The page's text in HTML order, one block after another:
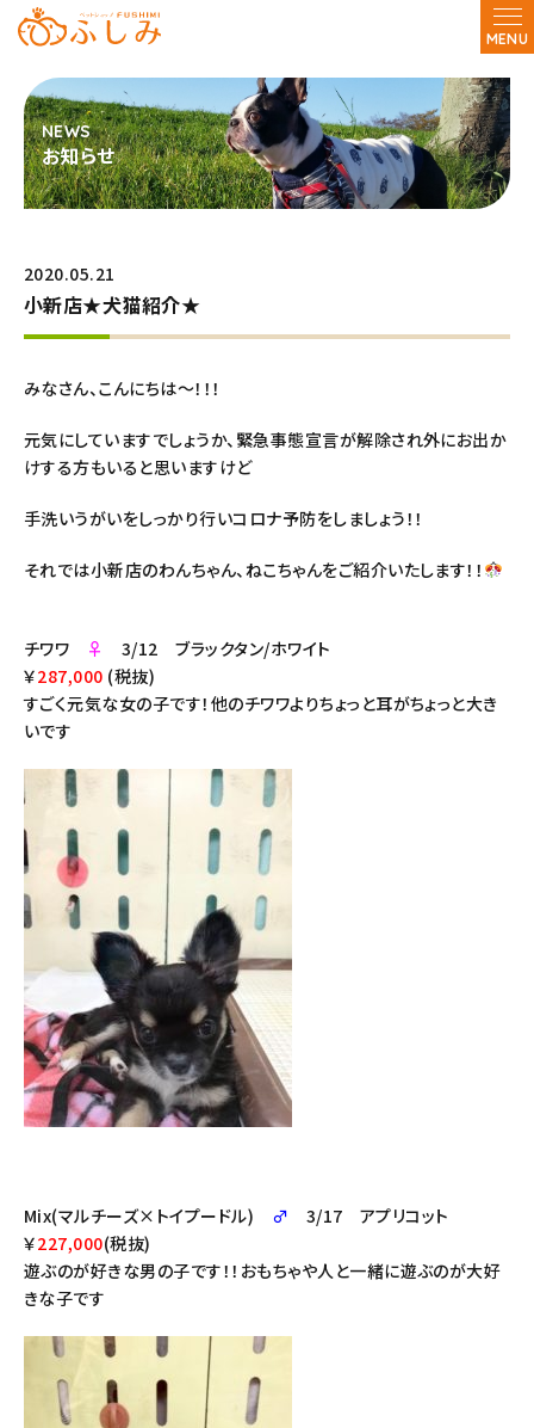
MENU
お知らせ
2020.05.21
小新店★犬猫紹介★
みなさん、こんにちは～！！！
元気にしていますでしょうか、緊急事態宣言が解除され外にお出か
けする方もいると思いますけど
手洗いうがいをしっかり行いコロナ予防をしましょう！！
それでは小新店のわんちゃん、ねこちゃんをご紹介いたします！！
チワワ ♀
3/12 ブラックタン/ホワイト
￥287,000 (税抜)
すごく元気な女の子です！他のチワワよりちょっと耳がちょっと大き
いです
Mix(マルチーズ×トイプードル) ♂ 3/17 アプリコット
￥227,000(税抜)
遊ぶのが好きな男の子です！！おもちゃや人と一緒に遊ぶのが大好
きな子です